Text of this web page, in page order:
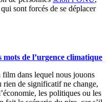
sont forcés de se déplacer
de l’urgence climatique
film dans lequel nous jouons
rien de significatif ne change,
les politiques ou les